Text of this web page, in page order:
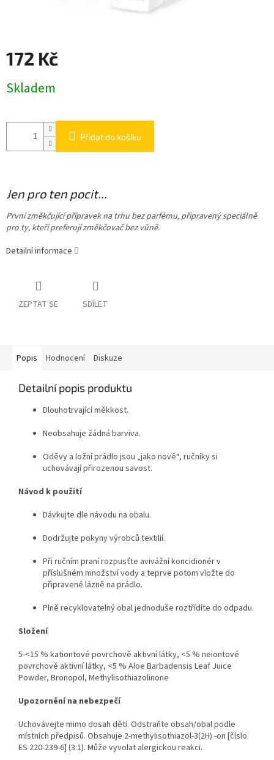
172 Kč
cena:
Skladem
Přidat do košíku
Jen pro ten pocit...
První změkčující přípravek na trhu bez parfému, připravený speciálně
pro ty, kteří preferují změkčovač bez vůně.
Detailní informace
ZEPTAT SE SDÍLET
Popis Hodnocení Diskuze
Detailní popis produktu
Dlouhotrvající měkkost.
Neobsahuje žádná barviva.
Oděvy a ložní prádlo jsou „jako nové“, ručníky si
uchovávají přirozenou savost.
Návod k použití
Dávkujte dle návodu na obalu.
Dodržujte pokyny výrobců textilií.
Při ručním praní rozpusťte avivážní koncidionér v
příslušném množství vody a teprve potom vložte do
připravené lázně na prádlo.
Plně recyklovatelný obal jednoduše roztřídíte do odpadu.
Složení
5-<15 % kationtové povrchově aktivní látky, <5 % neiontové
povrchově aktivní látky, <5 % Aloe Barbadensis Leaf Juice
Powder, Bronopol, Methylisothiazolinone
Upozornění na nebezpečí
Uchovávejte mimo dosah dětí. Odstraňte obsah/obal podle
místních předpisů. Obsahuje 2-methylisothiazol-3(2H) -on [číslo
ES 220-239-6] (3:1). Může vyvolat alergickou reakci.